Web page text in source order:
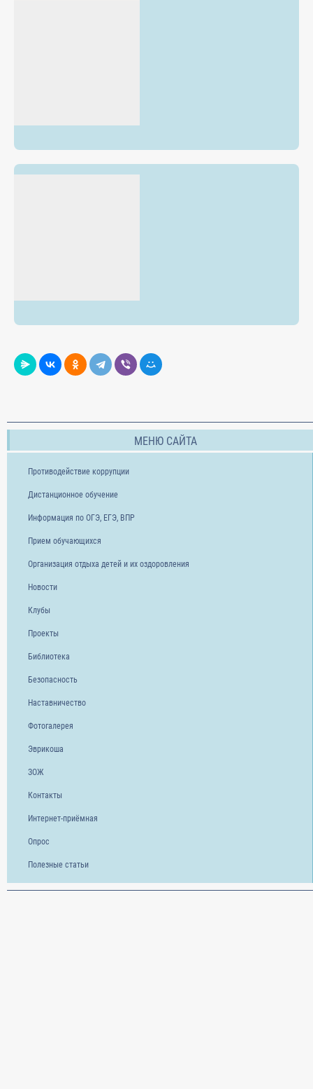
МЕНЮ САЙТА
Противодействие коррупции
Дистанционное обучение
Информация по ОГЭ, ЕГЭ, ВПР
Прием обучающихся
Организация отдыха детей и их оздоровления
Новости
Клубы
Проекты
Библиотека
Безопасность
Наставничество
Фотогалерея
Эврикоша
ЗОЖ
Контакты
Интернет-приёмная
Опрос
Полезные статьи